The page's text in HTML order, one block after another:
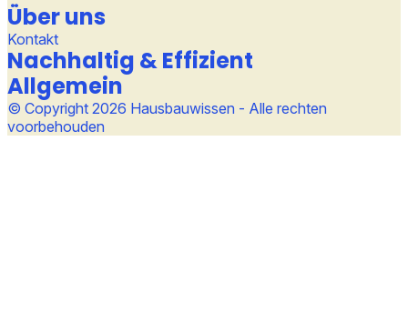
Über uns
Kontakt
Nachhaltig & Effizient
Allgemein
© Copyright 2026 Hausbauwissen - Alle rechten
voorbehouden